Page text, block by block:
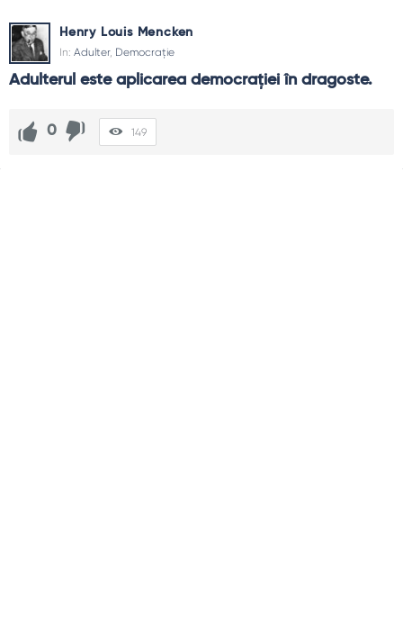
Henry Louis Mencken
In: Adulter, Democrație
Adulterul este aplicarea democrației în dragoste.
0 149